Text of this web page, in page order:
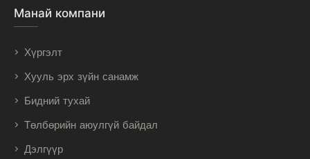
Манай компани
Хүргэлт
Хууль эрх зүйн санамж
Бидний тухай
Төлбөрийн аюулгүй байдал
Дэлгүүр